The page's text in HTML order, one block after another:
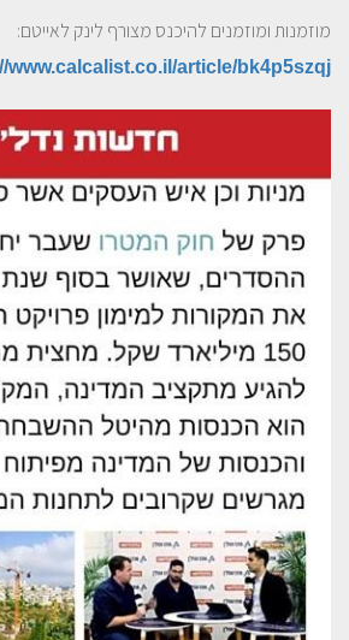
מוזמנות ומוזמנים להיכנס מצורף לינק לאייטם:
www.calcalist.co.il/article/bk4p5szqj